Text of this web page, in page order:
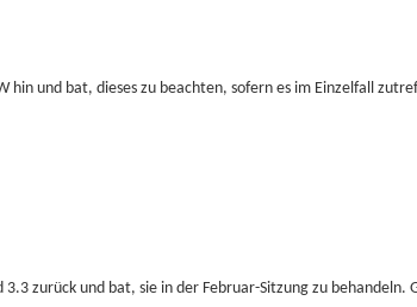
und bat, dieses zu beachten, sofern es im Einzelfall
zurück und bat, sie in der Februar-Sitzung zu